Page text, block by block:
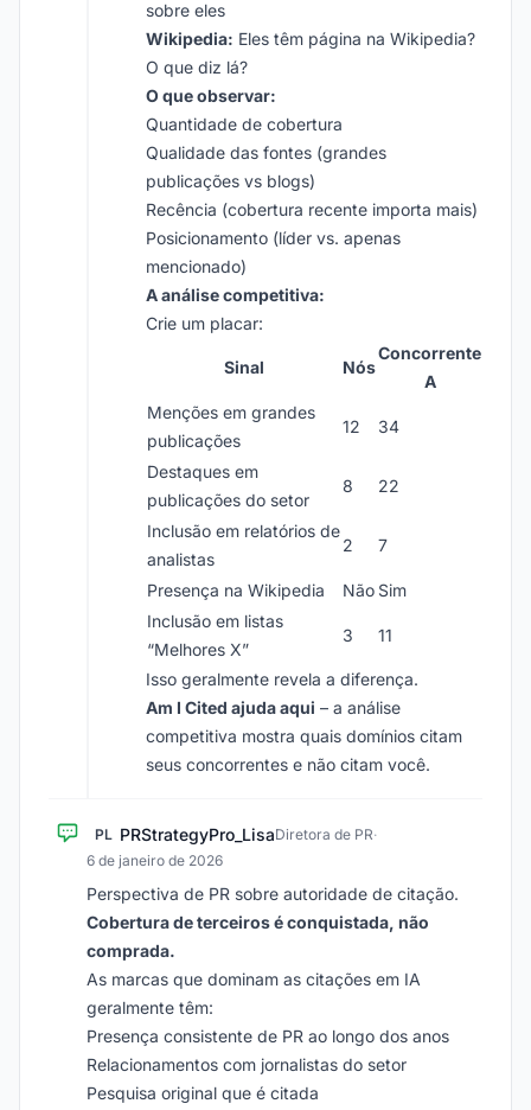
sobre eles
Wikipedia: Eles têm página na Wikipedia?
O que diz lá?
O que observar:
Quantidade de cobertura
Qualidade das fontes (grandes
publicações vs blogs)
Recência (cobertura recente importa mais)
Posicionamento (líder vs. apenas
mencionado)
A análise competitiva:
Crie um placar:
Sinal Nós
Concorrente
A
Menções em grandes
publicações
12 34
Destaques em
publicações do setor
8 22
Inclusão em relatórios de
analistas
2 7
Presença na Wikipedia Não Sim
Inclusão em listas
“Melhores X”
3 11
Isso geralmente revela a diferença.
Am I Cited ajuda aqui – a análise
competitiva mostra quais domínios citam
seus concorrentes e não citam você.
PL PRStrategyPro_LisaDiretora de PR·
6 de janeiro de 2026
Perspectiva de PR sobre autoridade de citação.
Cobertura de terceiros é conquistada, não
comprada.
As marcas que dominam as citações em IA
geralmente têm:
Presença consistente de PR ao longo dos anos
Relacionamentos com jornalistas do setor
Pesquisa original que é citada